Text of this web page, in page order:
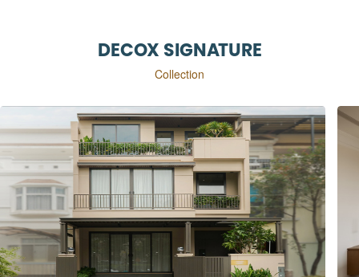
DECOX SIGNATURE
Collection